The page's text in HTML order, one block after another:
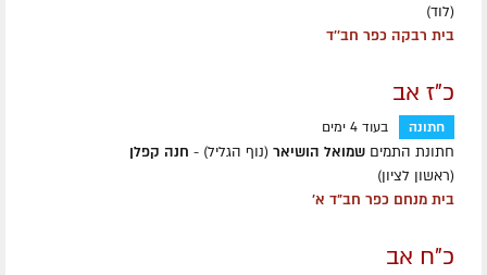
(לוד)
בית רבקה כפר חב''ד
כ"ז אב
חתונה בעוד 4 ימים
חתונת התמים שמואל הושיאר (נוף הגליל) - חנה קפלן
(ראשון לציון)
בית מנחם כפר חב"ד א'
כ"ח אב